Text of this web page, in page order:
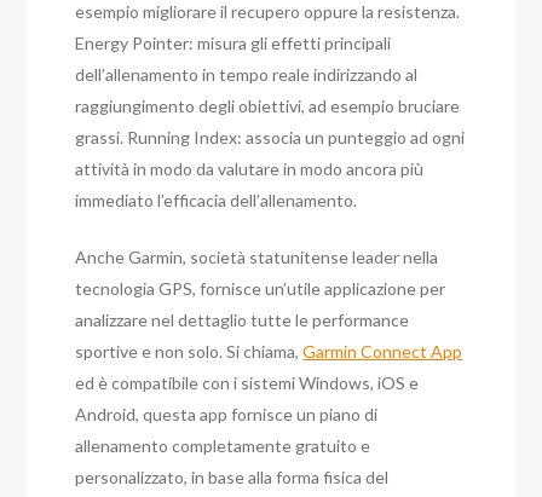
esempio migliorare il recupero oppure la resistenza.
Energy Pointer: misura gli effetti principali
dell’allenamento in tempo reale indirizzando al
raggiungimento degli obiettivi, ad esempio bruciare
grassi. Running Index: associa un punteggio ad ogni
attività in modo da valutare in modo ancora più
immediato l’efficacia dell’allenamento.
Anche Garmin, società statunitense leader nella
tecnologia GPS, fornisce un’utile applicazione per
analizzare nel dettaglio tutte le performance
sportive e non solo. Si chiama,Garmin Connect App
ed è compatibile con i sistemi Windows, iOS e
Android, questa app fornisce un piano di
allenamento completamente gratuito e
personalizzato, in base alla forma fisica del